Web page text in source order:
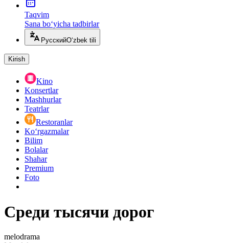
Taqvim
Sana bo‘yicha tadbirlar
РусскийO‘zbek tili
Kirish
Kino
Konsertlar
Mashhurlar
Teatrlar
Restoranlar
Ko‘rgazmalar
Bilim
Bolalar
Shahar
Premium
Foto
Среди тысячи дорог
melodrama